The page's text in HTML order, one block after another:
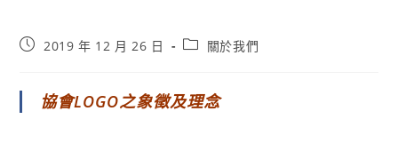
2019 年 12 月 26 日 關於我們
協會LOGO之象徵及理念